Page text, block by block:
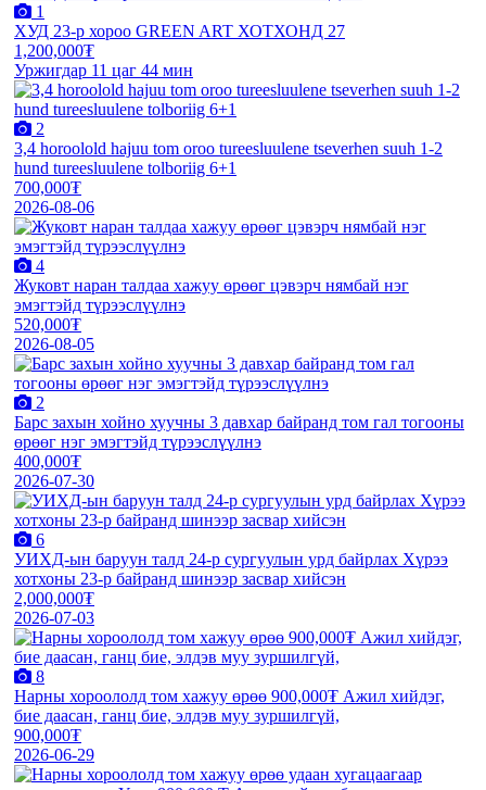
1
ХУД 23-р хороо GREEN ART ХОТХОНД 27
1,200,000₮
Уржигдар 11 цаг 44 мин
2
3,4 horoolold hajuu tom oroo tureesluulene tseverhen suuh 1-2
hund tureesluulene tolboriig 6+1
700,000₮
2026-08-06
4
Жуковт наран талдаа хажуу өрөөг цэвэрч нямбай нэг
эмэгтэйд түрээслүүлнэ
520,000₮
2026-08-05
2
Барс захын хойно хуучны 3 давхар байранд том гал тогооны
өрөөг нэг эмэгтэйд түрээслүүлнэ
400,000₮
2026-07-30
6
УИХД-ын баруун талд 24-р сургуулын урд байрлах Хүрээ
хотхоны 23-р байранд шинээр засвар хийсэн
2,000,000₮
2026-07-03
8
Нарны хороололд том хажуу өрөө 900,000₮ Ажил хийдэг,
бие даасан, ганц бие, элдэв муу зуршилгүй,
900,000₮
2026-06-29